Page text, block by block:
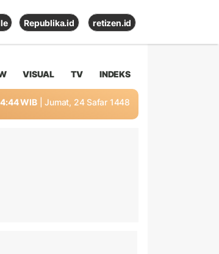
Republika.id retizen.id
VISUAL TV INDEKS
WIB | Jumat, 24 Safar 1448